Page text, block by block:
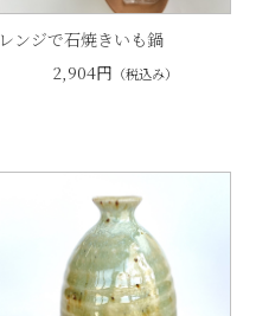
レンジで石焼きいも鍋
2,904円 （税込み）